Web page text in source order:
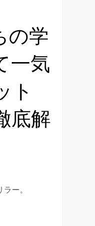
の学
一気
ト
底解
ー。